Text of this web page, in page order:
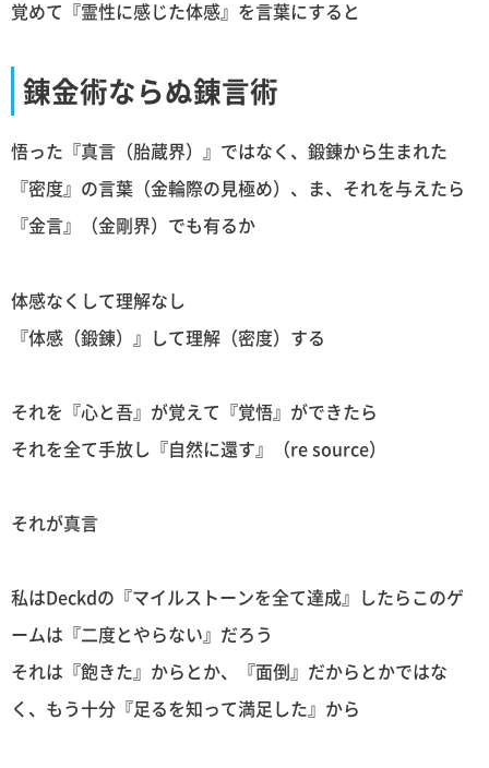
覚めて『霊性に感じた体感』を言葉にすると
錬金術ならぬ錬言術
悟った『真言（胎蔵界）』ではなく、鍛錬から生まれた
『密度』の言葉（金輪際の見極め）、ま、それを与えたら
『金言』（金剛界）でも有るか
体感なくして理解なし
『体感（鍛錬）』して理解（密度）する
それを『心と吾』が覚えて『覚悟』ができたら
それを全て手放し『自然に還す』（re source）
それが真言
私はDeckdの『マイルストーンを全て達成』したらこのゲ
ームは『二度とやらない』だろう
それは『飽きた』からとか、『面倒』だからとかではな
く、もう十分『足るを知って満足した』から